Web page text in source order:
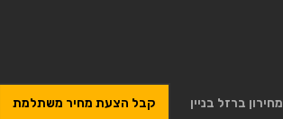
מחירון ברזל בניין קבל הצעת מחיר משתלמת